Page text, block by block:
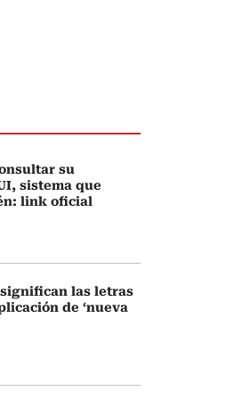
su
sistema que
link oficial
significan las letras
de ‘nueva